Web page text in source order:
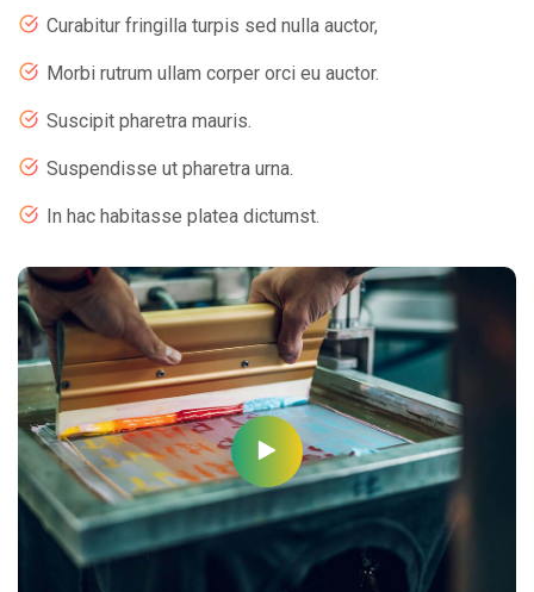
Curabitur fringilla turpis sed nulla auctor,
Morbi rutrum ullam corper orci eu auctor.
Suscipit pharetra mauris.
Suspendisse ut pharetra urna.
In hac habitasse platea dictumst.